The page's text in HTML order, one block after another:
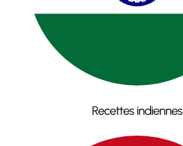
Recettes indiennes